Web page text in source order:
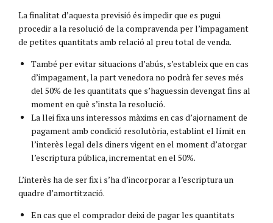
La finalitat d’aquesta previsió és impedir que es pugui
procedir a la resolució de la compravenda per l’impagament
de petites quantitats amb relació al preu total de venda.
També per evitar situacions d’abús, s’estableix que en cas
d’impagament, la part venedora no podrà fer seves més
del 50% de les quantitats que s’haguessin devengat fins al
moment en què s’insta la resolució.
La llei fixa uns interessos màxims en cas d’ajornament de
pagament amb condició resolutòria, establint el límit en
l’interès legal dels diners vigent en el moment d’atorgar
l’escriptura pública, incrementat en el 50%.
L’interès ha de ser fix i s’ha d’incorporar a l’escriptura un
quadre d’amortització.
En cas que el comprador deixi de pagar les quantitats